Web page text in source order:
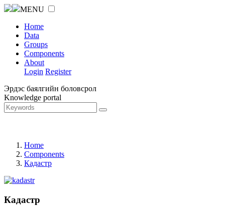
MENU
Home
Data
Groups
Components
About
Login Register
Эрдэс баялгийн боловсрол
Knowledge portal
Home
Components
Кадастр
Кадастр